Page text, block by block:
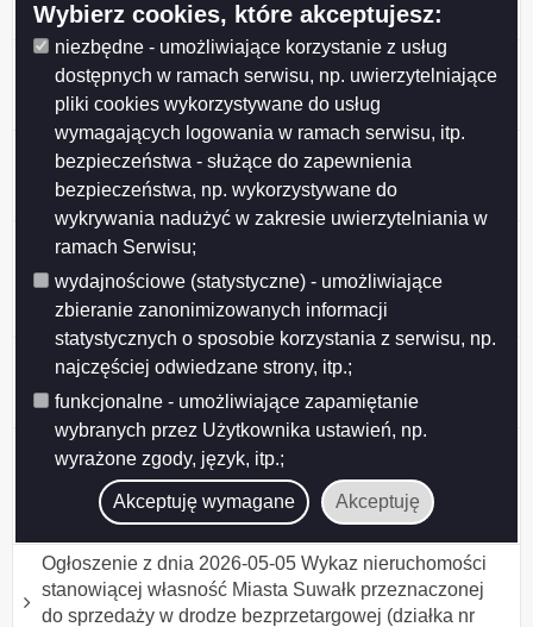
Wybierz cookies, które akceptujesz:
niezbędne - umożliwiające korzystanie z usług
dostępnych w ramach serwisu, np. uwierzytelniające
pliki cookies wykorzystywane do usług
wymagających logowania w ramach serwisu, itp.
bezpieczeństwa - służące do zapewnienia
bezpieczeństwa, np. wykorzystywane do
wykrywania nadużyć w zakresie uwierzytelniania w
ramach Serwisu;
wydajnościowe (statystyczne) - umożliwiające
zbieranie zanonimizowanych informacji
statystycznych o sposobie korzystania z serwisu, np.
najczęściej odwiedzane strony, itp.;
funkcjonalne - umożliwiające zapamiętanie
wybranych przez Użytkownika ustawień, np.
wyrażone zgody, język, itp.;
Akceptuję wymagane Akceptuję
31946/16, położona w Obrębie nr 7 w Suwałkach.
Ogłoszenie z dnia 2026-05-26 Ogłoszenie o IV
przetargu ustnym nieograniczonym, działka nr 35388,
położona w Obrębie nr 7 w Suwałkach.
Ogłoszenie z dnia 2026-05-26 Ogłoszenie o IV
przetargu ustnym nieograniczonym, działka nr 35378,
położona w Obrębie nr 7 w Suwałkach.
Ogłoszenie z dnia 2026-05-13 Wykaz nieruchomości
do sprzedaży w drodze bezprzetargowej (działka nr
25762/16).
Ogłoszenie z dnia 2026-05-06 Wykaz nr 10/2026
nieruchomości stanowiących własność Gminy Miasta
Suwałki przeznaczonych do najmu i dzierżawy.
Ogłoszenie z dnia 2026-05-05 Wykaz nieruchomości
stanowiącej własność Miasta Suwałk przeznaczonej
do sprzedaży w drodze przetargu ustnego
nieograniczonego (działka nr 11378/2 i 11377/5).
Ogłoszenie z dnia 2026-05-05 Wykaz nieruchomości
stanowiącej własność Miasta Suwałk przeznaczonej
do sprzedaży w drodze bezprzetargowej (działka nr